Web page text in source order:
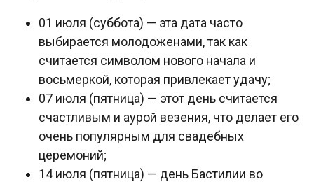
01 июля (суббота) — эта дата часто
выбирается молодоженами, так как
считается символом нового начала и
восьмеркой, которая привлекает удачу;
07 июля (пятница) — этот день считается
счастливым и аурой везения, что делает его
очень популярным для свадебных
церемоний;
14 июля (пятница) — день Бастилии во